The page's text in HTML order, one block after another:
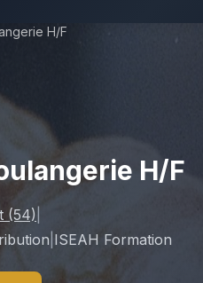
H/F
H/F
(54)
ISEAH Formation